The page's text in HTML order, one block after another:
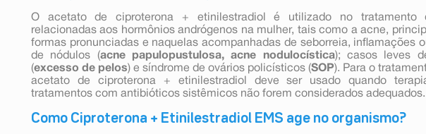
O acetato de ciproterona + etinilestradiol é utilizado no tratamento
relacionadas aos hormônios andrógenos na mulher, tais como a acne,
formas pronunciadas e naquelas acompanhadas de seborreia, inflamações
de nódulos (acne papulopustulosa, acne nodulocística); casos leves
(excesso de pelos) e síndrome de ovários policísticos (SOP). Para o
acetato de ciproterona + etinilestradiol deve ser usado quando
tratamentos com antibióticos sistêmicos não forem considerados adequados.
Como Ciproterona + Etinilestradiol EMS age no organismo?